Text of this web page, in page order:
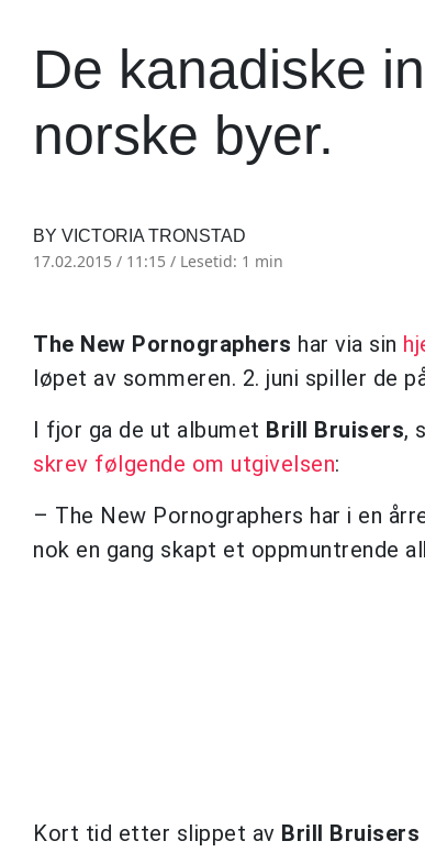
De kanadiske
norske byer.
BY VICTORIA TRONSTAD
17.02.2015 / 11:15 / Lesetid: 1 min
The New Pornographers har via sin
løpet av sommeren. 2. juni spiller de
I fjor ga de ut albumet Brill Bruisers,
skrev følgende om utgivelsen:
– The New Pornographers har i en
nok en gang skapt et oppmuntrende
Kort tid etter slippet av Brill Bruisers